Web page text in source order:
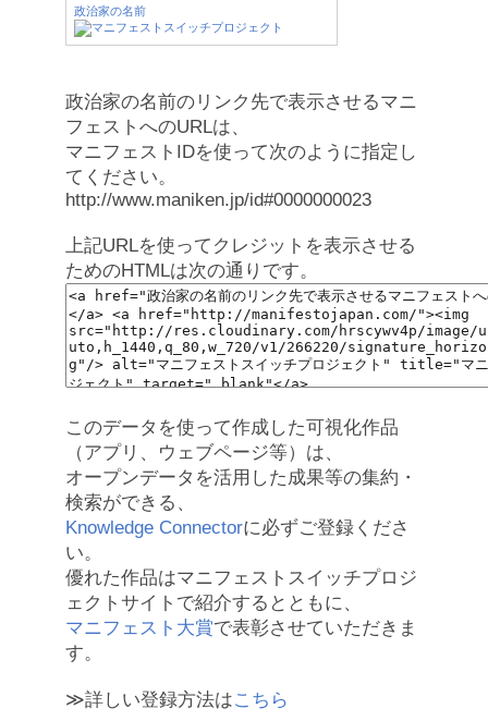
政治家の名前
政治家の名前のリンク先で表示させるマニ
フェストへのURLは、
マニフェストIDを使って次のように指定し
てください。
http://www.maniken.jp/id#0000000023
上記URLを使ってクレジットを表示させる
ためのHTMLは次の通りです。
このデータを使って作成した可視化作品
（アプリ、ウェブページ等）は、
オープンデータを活用した成果等の集約・
検索ができる、
Knowledge Connectorに必ずご登録くださ
い。
優れた作品はマニフェストスイッチプロジ
ェクトサイトで紹介するとともに、
マニフェスト大賞で表彰させていただきま
す。
≫詳しい登録方法はこちら